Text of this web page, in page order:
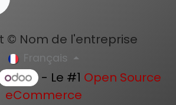
© Nom de l'entreprise
Français
- Le #1 Open Source
eCommerce